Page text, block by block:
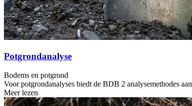
Potgrondanalyse
Bodems en potgrond
Voor potgrondanalyses biedt de BDB 2 analysemethodes
Meer lezen